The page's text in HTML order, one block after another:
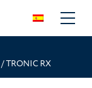
/TRONIC RX